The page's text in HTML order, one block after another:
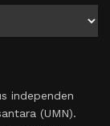
independen
(UMN).